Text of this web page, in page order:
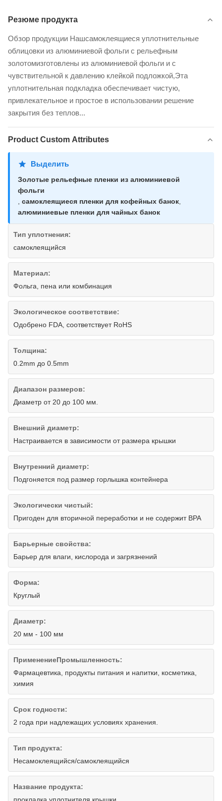
Резюме продукта
Обзор продукции Нашсамоклеящиеся уплотнительные
облицовки из алюминиевой фольги с рельефным
золотомизготовлены из алюминиевой фольги и с
чувствительной к давлению клейкой подложкой,Эта
уплотнительная подкладка обеспечивает чистую,
привлекательное и простое в использовании решение
закрытия без теплов...
Product Custom Attributes
Выделить
Золотые рельефные пленки из алюминиевой
фольги
, самоклеящиеся пленки для кофейных банок,
алюминиевые пленки для чайных банок
Тип уплотнения:
самоклеящийся
Материал:
Фольга, пена или комбинация
Экологическое соответствие:
Одобрено FDA, соответствует RoHS
Толщина:
0.2mm до 0.5mm
Диапазон размеров:
Диаметр от 20 до 100 мм.
Внешний диаметр:
Настраивается в зависимости от размера крышки
Внутренний диаметр:
Подгоняется под размер горлышка контейнера
Экологически чистый:
Пригоден для вторичной переработки и не содержит BPA
Барьерные свойства:
Барьер для влаги, кислорода и загрязнений
Форма:
Круглый
Диаметр:
20 мм - 100 мм
ПрименениеПромышленность:
Фармацевтика, продукты питания и напитки, косметика,
химия
Срок годности:
2 года при надлежащих условиях хранения.
Тип продукта:
Несамоклеящийся/самоклеящийся
Название продукта: